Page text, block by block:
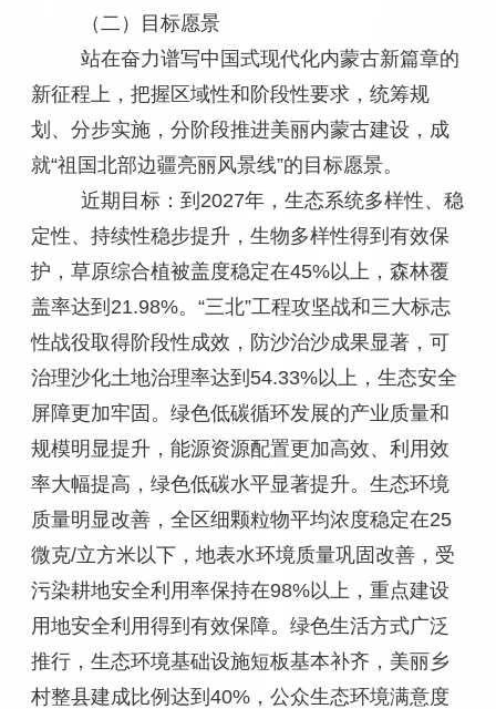
（二）目标愿景
站在奋力谱写中国式现代化内蒙古新篇章的
新征程上，把握区域性和阶段性要求，统筹规
划、分步实施，分阶段推进美丽内蒙古建设，成
就“祖国北部边疆亮丽风景线”的目标愿景。
近期目标：到2027年，生态系统多样性、稳
定性、持续性稳步提升，生物多样性得到有效保
护，草原综合植被盖度稳定在45%以上，森林覆
盖率达到21.98%。“三北”工程攻坚战和三大标志
性战役取得阶段性成效，防沙治沙成果显著，可
治理沙化土地治理率达到54.33%以上，生态安全
屏障更加牢固。绿色低碳循环发展的产业质量和
规模明显提升，能源资源配置更加高效、利用效
率大幅提高，绿色低碳水平显著提升。生态环境
质量明显改善，全区细颗粒物平均浓度稳定在25
微克/立方米以下，地表水环境质量巩固改善，受
污染耕地安全利用率保持在98%以上，重点建设
用地安全利用得到有效保障。绿色生活方式广泛
推行，生态环境基础设施短板基本补齐，美丽乡
村整县建成比例达到40%，公众生态环境满意度